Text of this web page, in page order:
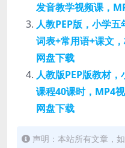
发音教学视频课，
人教PEP版，小学
词表+常用语+课文
网盘下载
人教版PEP版教材
课程40课时，MP4
网盘下载
声明：本站所有文章，